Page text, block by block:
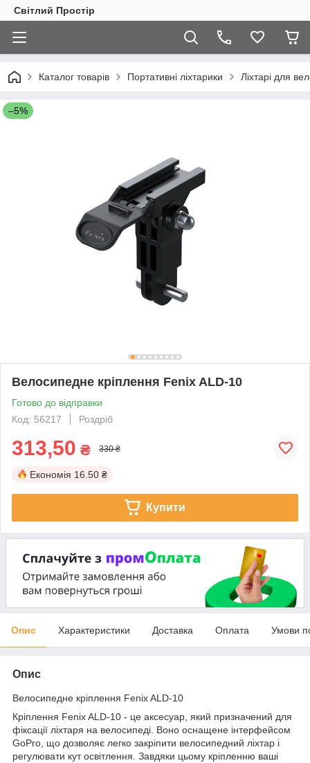
Світлий Простір
Каталог товарів Портативні ліхтарики Ліхтарі для
–5%
Велосипедне кріплення Fenix ALD-10
Готово до відправки
Код: 56217
Роздріб
313,50 ₴ 330 ₴
Економія 16.50 ₴
Купити
Опис Характеристики Доставка Оплата Умови
Опис
Велосипедне кріплення Fenix ALD-10
Кріплення Fenix ALD-10 - це аксесуар, який призначений для
фіксації ліхтаря на велосипеді. Воно оснащене інтерфейсом
GoPro, що дозволяє легко закріпити велосипедний ліхтар і
регулювати кут освітлення. Завдяки цьому кріпленню ваші